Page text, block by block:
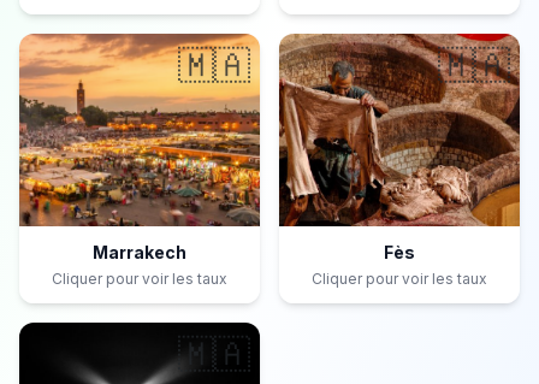
🇲🇦
Marrakech
Cliquer pour voir les taux
🇲🇦
Fès
Cliquer pour voir les taux
🇲🇦